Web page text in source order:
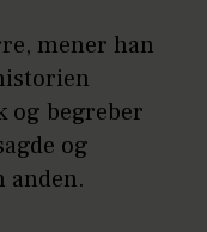
mener han
og begreber
og
anden.